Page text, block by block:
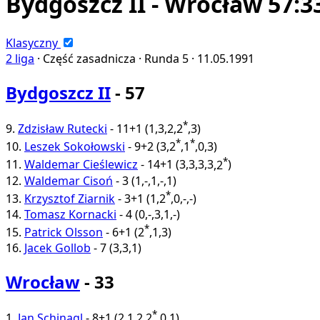
Klasyczny
2 liga · Część zasadnicza · Runda 5 · 11.05.1991
Bydgoszcz II- 57
9. Zdzisław Rutecki - 11+1 (1,3,2,2*,3)
10. Leszek Sokołowski -9+2(3,2*,1*,0,3)
11. Waldemar Cieślewicz - 14+1 (3,3,3,3,2*)
12. Waldemar Cisoń -3(1,-,1,-,1)
13. Krzysztof Ziarnik-3+1 (1,2*,0,-,-)
14. Tomasz Kornacki -4(0,-,3,1,-)
15. Patrick Olsson - 6+1 (2*,1,3)
16. Jacek Gollob -7(3,3,1)
Wrocław- 33
*